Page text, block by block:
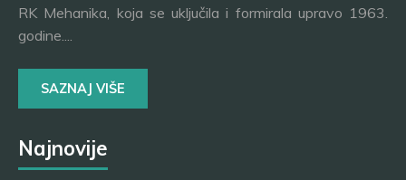
RK Mehanika, koja se uključila i formirala upravo 1963.
godine....
SAZNAJ VIŠE
Najnovije